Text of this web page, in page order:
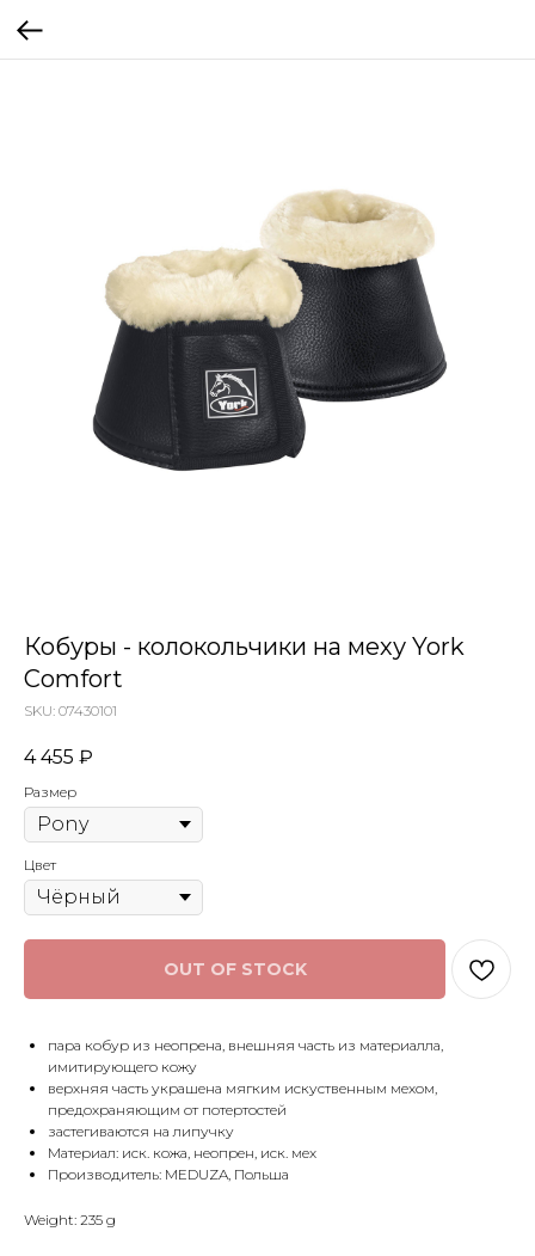
Кобуры - колокольчики на меху York
Comfort
SKU: 07430101
4 455 ₽
Размер
Цвет
OUT OF STOCK
пара кобур из неопрена, внешняя часть из материалла,
имитирующего кожу
верхняя часть украшена мягким искуственным мехом,
предохраняющим от потертостей
застегиваются на липучку
Материал: иск. кожа, неопрен, иск. мех
Производитель: MEDUZA, Польша
Weight: 235 g